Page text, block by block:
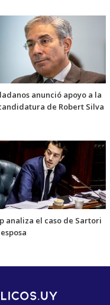
anunció apoyo a la
de Robert Silva
analiza el caso de Sartori